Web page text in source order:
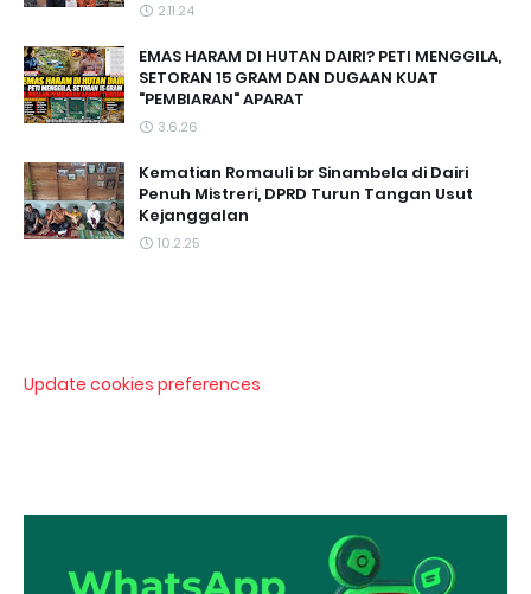
2.11.24
EMAS HARAM DI HUTAN DAIRI? PETI MENGGILA,
SETORAN 15 GRAM DAN DUGAAN KUAT
"PEMBIARAN" APARAT
3.6.26
Kematian Romauli br Sinambela di Dairi
Penuh Mistreri, DPRD Turun Tangan Usut
Kejanggalan
10.2.25
Update cookies preferences